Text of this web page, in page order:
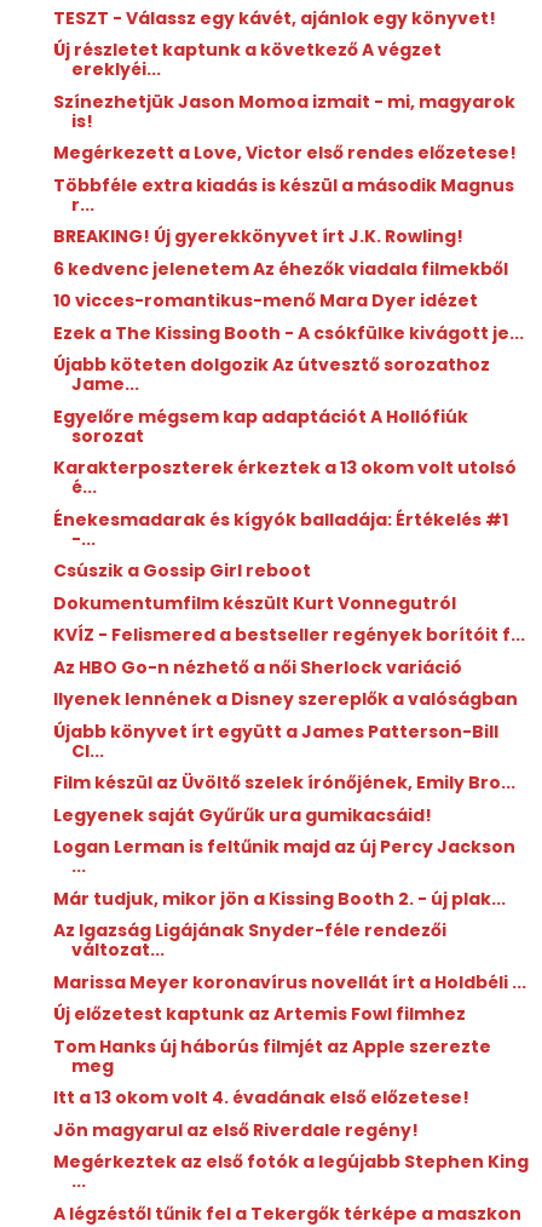
TESZT - Válassz egy kávét, ajánlok egy könyvet!
Új részletet kaptunk a következő A végzet
ereklyéi...
Színezhetjük Jason Momoa izmait - mi, magyarok
is!
Megérkezett a Love, Victor első rendes előzetese!
Többféle extra kiadás is készül a második Magnus
r...
BREAKING! Új gyerekkönyvet írt J.K. Rowling!
6 kedvenc jelenetem Az éhezők viadala filmekből
10 vicces-romantikus-menő Mara Dyer idézet
Ezek a The Kissing Booth - A csókfülke kivágott je...
Újabb köteten dolgozik Az útvesztő sorozathoz
Jame...
Egyelőre mégsem kap adaptációt A Hollófiúk
sorozat
Karakterposzterek érkeztek a 13 okom volt utolsó
é...
Énekesmadarak ​és kígyók balladája: Értékelés #1
-...
Csúszik a Gossip Girl reboot
Dokumentumfilm készült Kurt Vonnegutról
KVÍZ - Felismered a bestseller regények borítóit f...
Az HBO Go-n nézhető a női Sherlock variáció
Ilyenek lennének a Disney szereplők a valóságban
Újabb könyvet írt együtt a James Patterson-Bill
Cl...
Film készül az Üvöltő szelek írónőjének, Emily Bro...
Legyenek saját Gyűrűk ura gumikacsáid!
Logan Lerman is feltűnik majd az új Percy Jackson
...
Már tudjuk, mikor jön a Kissing Booth 2. - új plak...
Az Igazság Ligájának Snyder-féle rendezői
változat...
Marissa Meyer koronavírus novellát írt a Holdbéli ...
Új előzetest kaptunk az Artemis Fowl filmhez
Tom Hanks új háborús filmjét az Apple szerezte
meg
Itt a 13 okom volt 4. évadának első előzetese!
Jön magyarul az első Riverdale regény!
Megérkeztek az első fotók a legújabb Stephen King
...
A légzéstől tűnik fel a Tekergők térképe a maszkon